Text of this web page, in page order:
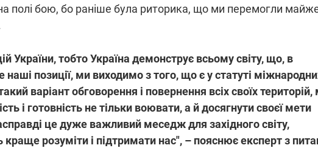
полі бою, бо раніше була риторика, що ми перемогли
України, тобто Україна демонструє всьому світу, що, в
наші позиції, ми виходимо з того, що є у статуті
варіант обговорення і повернення всіх своїх територій,
і готовність не тільки воювати, а й досягнути своєї мети
це дуже важливий меседж для західного світу,
краще розуміти і підтримати нас", – пояснює експерт з